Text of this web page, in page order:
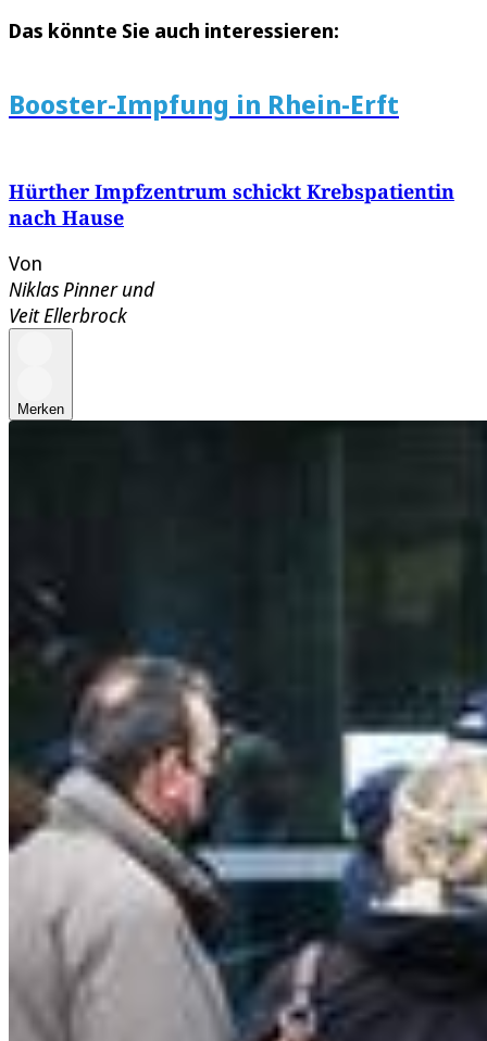
Das könnte Sie auch interessieren:
Booster-Impfung in Rhein-Erft
Hürther Impfzentrum schickt Krebspatientin
nach Hause
Von
Niklas Pinnerund
Veit Ellerbrock
Merken